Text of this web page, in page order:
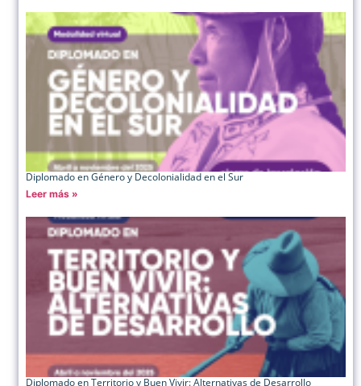
Diplomado en Género y Decolonialidad en el Sur
Leer más »
Diplomado en Territorio y Buen Vivir: Alternativas de Desarrollo